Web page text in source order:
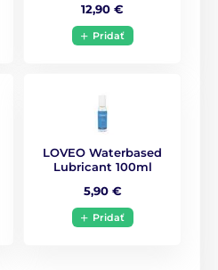
12,90 €
Pridať
LOVEO Waterbased
Lubricant 100ml
5,90 €
Pridať